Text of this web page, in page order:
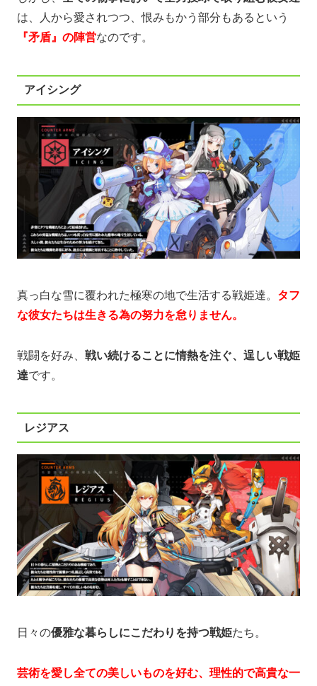
は、人から愛されつつ、恨みもかう部分もあるという
『矛盾』の陣営なのです。
アイシング
真っ白な雪に覆われた極寒の地で生活する戦姫達。 タフ
な彼女たちは生きる為の努力を怠りません。
戦闘を好み、 戦い続けることに情熱を注ぐ、逞しい戦姫
達です。
レジアス
日々の優雅な暮らしにこだわりを持つ戦姫たち。
芸術を愛し全ての美しいものを好む、理性的で高貴な一